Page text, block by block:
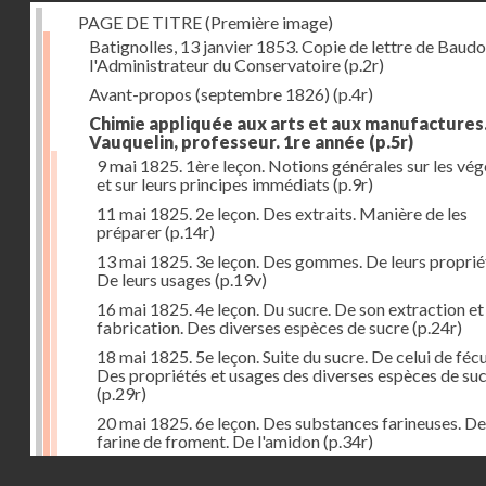
PAGE DE TITRE (Première image)
Batignolles, 13 janvier 1853. Copie de lettre de
l'Administrateur du Conservatoire(p.2r)
Avant-propos (septembre 1826) (p.4r)
Chimie appliquée aux arts et aux
Vauquelin, professeur. 1re année (p.5r)
9 mai 1825. 1ère leçon. Notions générales sur les
et sur leurs principes immédiats (p.9r)
11 mai 1825. 2e leçon. Des extraits. Manière de les
préparer(p.14r)
13 mai 1825. 3e leçon. Des gommes. De leurs
De leurs usages (p.19v)
16 mai 1825. 4e leçon. Du sucre. De son extraction et
fabrication. Des diverses espèces de sucre(p.24r)
18 mai 1825. 5e leçon. Suite du sucre. De celui de
Des propriétés et usages des diverses espèces de
(p.29r)
20 mai 1825. 6e leçon. Des substances farineuses.
farine de froment. De l'amidon(p.34r)